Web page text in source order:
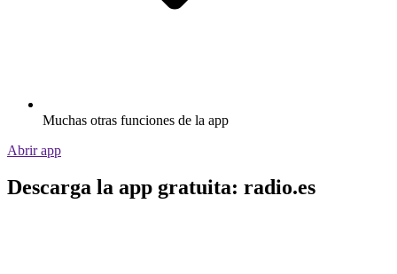
Muchas otras funciones de la app
Abrir app
Descarga la app gratuita: radio.es